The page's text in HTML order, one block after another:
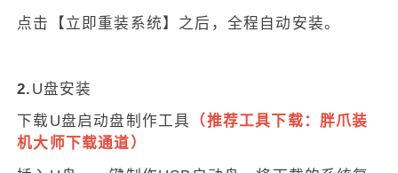
点击【立即重装系统】之后，全程自动安装。
2. U盘安装
下载U盘启动盘制作工具
（推荐工具下载： 胖爪装
机大师下载通道）